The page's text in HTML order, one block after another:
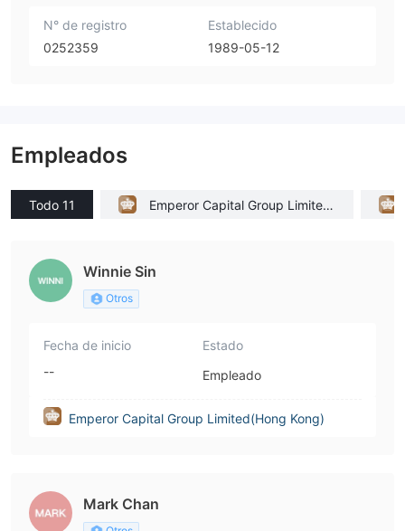
N° de registro
0252359
Establecido
1989-05-12
Empleados
Todo 11
Emperor Capital Group Limited
Winnie Sin
Otros
Fecha de inicio
--
Estado
Empleado
Emperor Capital Group Limited(Hong Kong)
Mark Chan